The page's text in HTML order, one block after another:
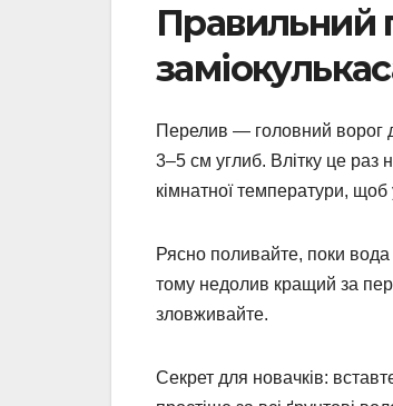
Правильний
Перелив — головний ворог
3–5 см углиб. Влітку це раз
кімнатної температури, щоб
Рясно поливайте, поки вода
тому недолив кращий за
зловживайте.
Секрет для новачків: